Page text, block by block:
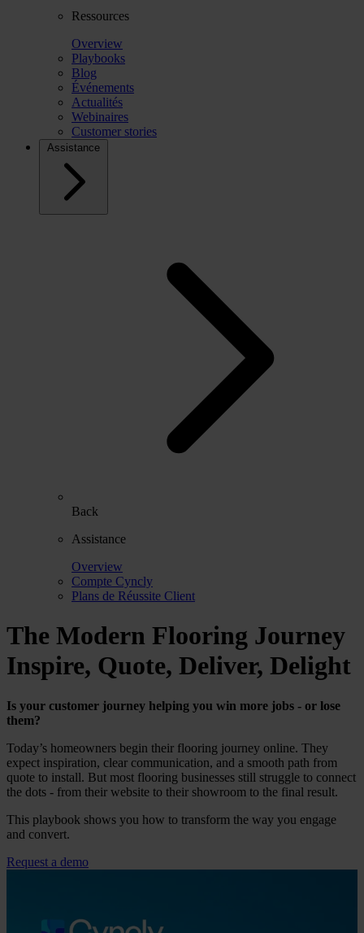
Ressources
Overview
Playbooks
Blog
Événements
Actualités
Webinaires
Customer stories
Assistance
Back
Assistance
Overview
Compte Cyncly
Plans de Réussite Client
The Modern Flooring Journey
Inspire, Quote, Deliver, Delight
Is your customer journey helping you win more jobs - or lose
them?
Today’s homeowners begin their flooring journey online. They
expect inspiration, clear communication, and a smooth path from
quote to install. But most flooring businesses still struggle to connect
the dots - from their website to their showroom to the final result.
This playbook shows you how to transform the way you engage
and convert.
Request a demo